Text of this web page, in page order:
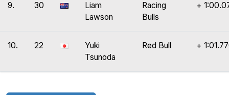
9. 30
Liam
Lawson
Racing
Bulls
+
10. 22
Yuki
Tsunoda
Red Bull +